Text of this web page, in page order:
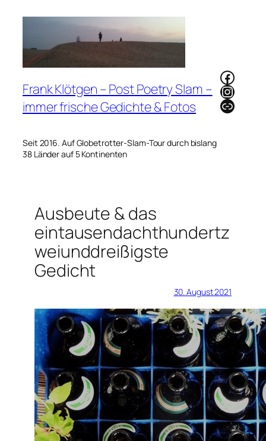
Frank Klötgen – Post Poetry Slam –
immer frische Gedichte & Fotos
Seit 2016. Auf Globetrotter-Slam-Tour durch bislang
38 Länder auf 5 Kontinenten
Link
Ausbeute & das
eintausendachthundertz
weiunddreißigste
Gedicht
30. August 2021